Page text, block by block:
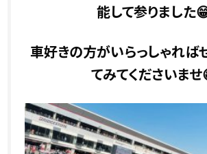
能して参りました
車好きの方がいらっしゃれば
てみてくださいま